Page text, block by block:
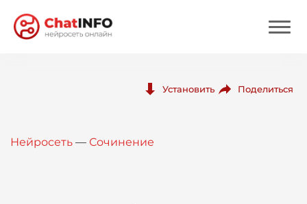
Вход
Установить Поделиться
Нейросеть — Сочинение